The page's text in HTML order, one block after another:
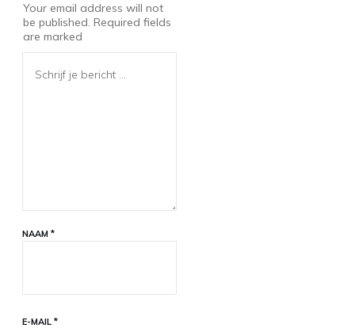
Your email address will not
be published. Required fields
are marked
NAAM *
E-MAIL *